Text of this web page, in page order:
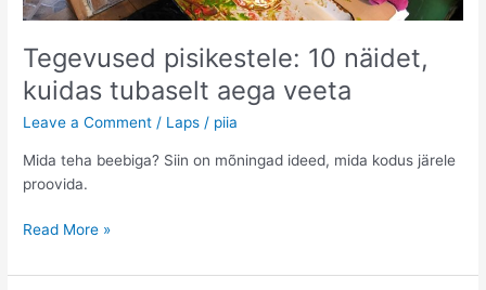
Tegevused pisikestele: 10 näidet,
kuidas tubaselt aega veeta
Leave a Comment / Laps / piia
Mida teha beebiga? Siin on mõningad ideed, mida kodus järele
proovida.
Tegevused
10
Read More »